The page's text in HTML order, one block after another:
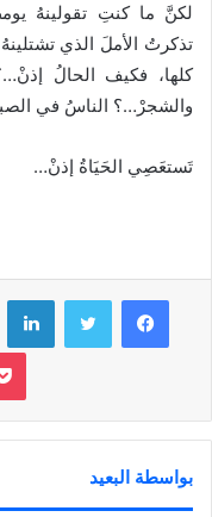
لكنَّ ما كنتِ تقولينهُ
تذكرتُ الأملَ الذي
كلها، فكيف الحالُ
والشجرْ…؟ الناسُ في
تَستعَصِي الحَيَاةُ إذنْ…
فيسبوك
بواسطة البعيد